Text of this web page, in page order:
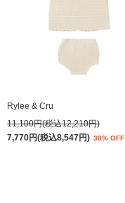
Rylee & Cru
11,100円(税込12,210円)
7,770円(税込8,547円) 30% OFF